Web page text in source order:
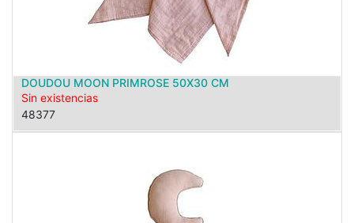
DOUDOU MOON PRIMROSE 50X30 CM
Sin existencias
48377